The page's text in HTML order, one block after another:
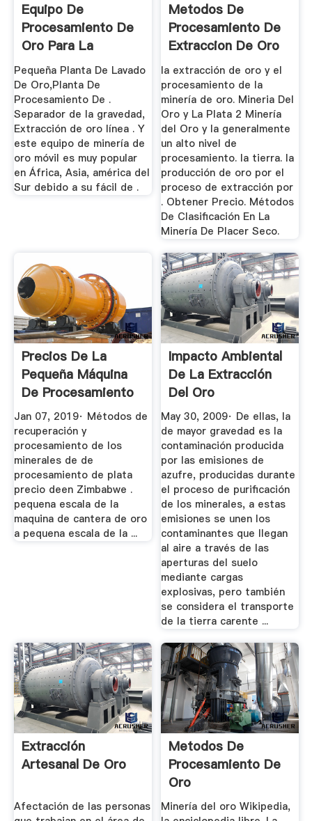
Equipo De
Procesamiento De
Oro Para La
Extraccion De
Arena ...
Pequeña Planta De Lavado
De Oro,Planta De
Procesamiento De .
Separador de la gravedad,
Extracción de oro línea . Y
este equipo de minería de
oro móvil es muy popular
en África, Asia, américa del
Sur debido a su fácil de .
Metodos De
Procesamiento De
Extraccion De Oro
Mineria
la extracción de oro y el
procesamiento de la
minería de oro. Mineria Del
Oro y La Plata 2 Minería
del Oro y la generalmente
un alto nivel de
procesamiento. la tierra. la
producción de oro por el
proceso de extracción por
. Obtener Precio. Métodos
De Clasificación En La
Minería De Placer Seco.
Precios De La
Pequeña Máquina
De Procesamiento
De Oro ...
Jan 07, 2019· Métodos de
recuperación y
procesamiento de los
minerales de de
procesamiento de plata
precio deen Zimbabwe .
pequena escala de la
maquina de cantera de oro
a pequena escala de la ...
Impacto Ambiental
De La Extracción
Del Oro
May 30, 2009· De ellas, la
de mayor gravedad es la
contaminación producida
por las emisiones de
azufre, producidas durante
el proceso de purificación
de los minerales, a estas
emisiones se unen los
contaminantes que llegan
al aire a través de las
aperturas del suelo
mediante cargas
explosivas, pero también
se considera el transporte
de la tierra carente ...
Extracción
Artesanal De Oro
Afectación de las personas
Metodos De
Procesamiento De
Oro
Minería del oro Wikipedia,